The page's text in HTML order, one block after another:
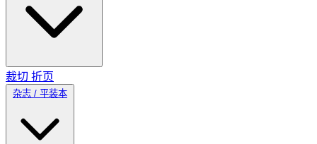
裁切 折页
杂志 / 平装本